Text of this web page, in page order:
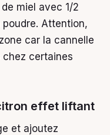
miel avec 1/2
Attention,
car la cannelle
certaines
effet liftant
et ajoutez